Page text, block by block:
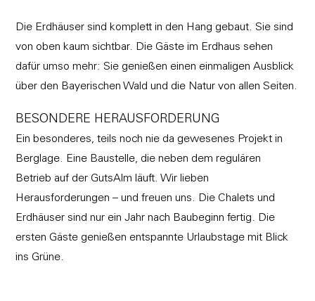
Die Erdhäuser sind komplett in den Hang gebaut. Sie sind
von oben kaum sichtbar. Die Gäste im Erdhaus sehen
dafür umso mehr: Sie genießen einen einmaligen Ausblick
über den Bayerischen Wald und die Natur von allen Seiten.
BESONDERE HERAUSFORDERUNG
Ein besonderes, teils noch nie da gewesenes Projekt in
Berglage. Eine Baustelle, die neben dem regulären
Betrieb auf der GutsAlm läuft. Wir lieben
Herausforderungen – und freuen uns. Die Chalets und
Erdhäuser sind nur ein Jahr nach Baubeginn fertig. Die
ersten Gäste genießen entspannte Urlaubstage mit Blick
ins Grüne.